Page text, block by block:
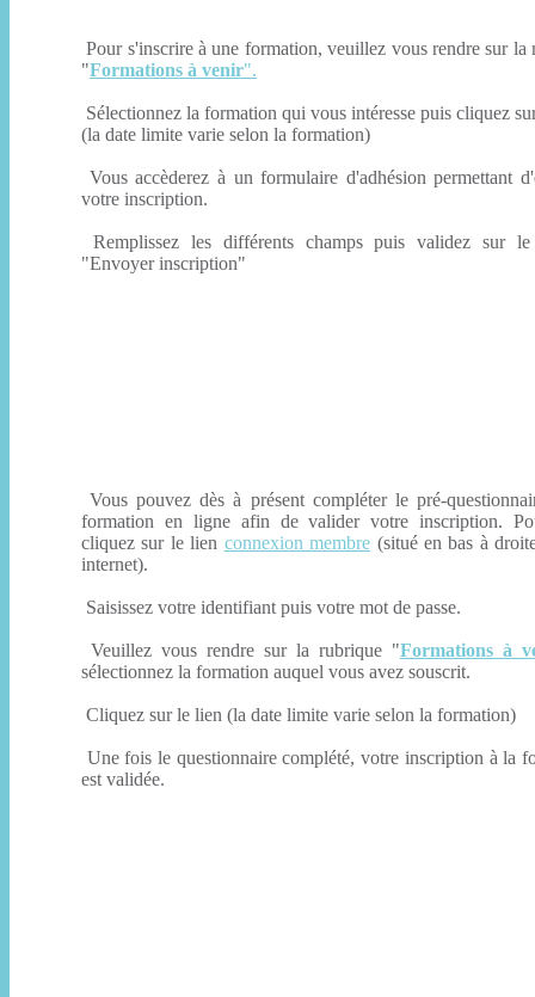
Pour s'inscrire à une formation, veuillez vous rendre sur la
"Formations à venir".
Sélectionnez la formation qui vous intéresse puis cliquez
(la date limite varie selon la formation)
Vous accèderez à un formulaire d'adhésion permettant
votre inscription.
Remplissez les différents champs puis validez sur
"Envoyer inscription"
Vous pouvez dès à présent compléter le pré-
formation en ligne afin de valider votre inscription.
cliquez sur le lien connexion membre (situé en bas à
internet).
Saisissez votre identifiant puis votre mot de passe.
Veuillez vous rendre sur la rubrique "Formations à
sélectionnez la formation auquel vous avez souscrit.
Cliquez sur le lien (la date limite varie selon la formation)
Une fois le questionnaire complété, votre inscription à la
est validée.